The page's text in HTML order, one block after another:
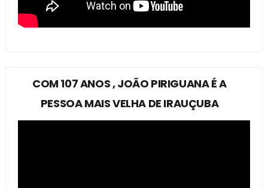
COM 107 ANOS , JOÃO PIRIGUANA É A
PESSOA MAIS VELHA DE IRAUÇUBA